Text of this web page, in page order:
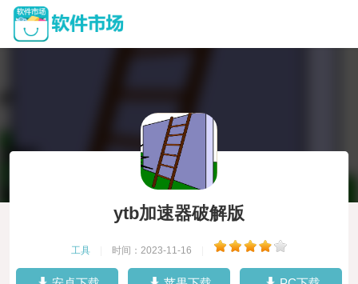
ytb加速器破解版
工具 时间：2023-11-16